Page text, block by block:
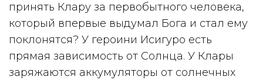
принять Клару за первобытного человека,
который впервые выдумал Бога и стал ему
поклонятся? У героини Исигуро есть
прямая зависимость от Солнца. У Клары
заряжаются аккумуляторы от солнечных